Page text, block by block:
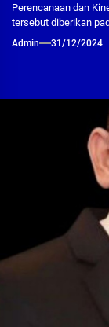
Perencanaan dan
tersebut diberikan
Admin 31/12/2024